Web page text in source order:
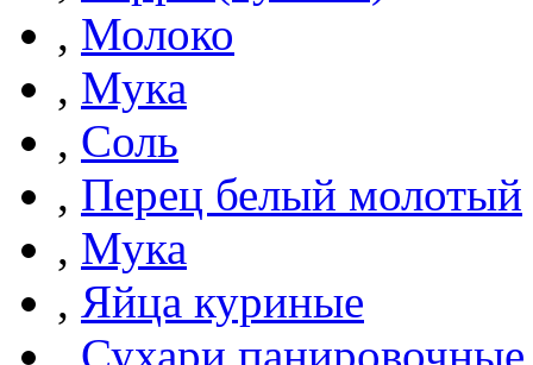
, Молоко
, Мука
, Соль
, Перец белый молотый
, Мука
, Яйца куриные